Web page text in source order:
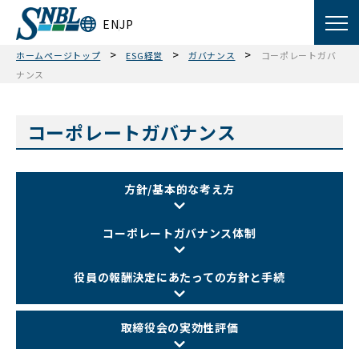
ENJP
ホームページトップ > ESG経営 > ガバナンス >
コーポレートガバ
ナンス
コーポレートガバナンス
方針/基本的な考え方
コーポレートガバナンス体制
役員の報酬決定にあたっての方針と手続
取締役会の実効性評価